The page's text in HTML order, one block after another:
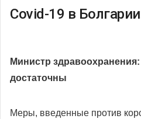
Covid-19 в
Министр
достаточны
Меры, введенные против